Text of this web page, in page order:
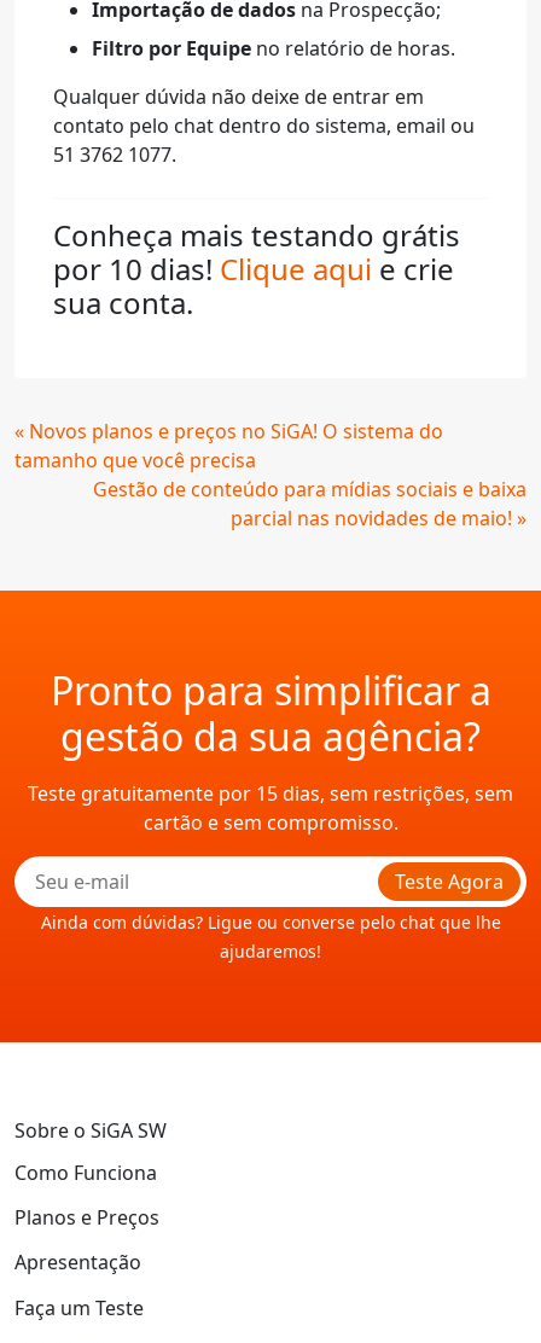
Importação de dados na Prospecção;
Filtro por Equipe no relatório de horas.
Qualquer dúvida não deixe de entrar em
contato pelo chat dentro do sistema, email ou
51 3762 1077.
Conheça mais testando grátis
por 10 dias! Clique aqui e crie
sua conta.
Continue
Lendo
« Novos planos e preços no SiGA! O sistema do
tamanho que você precisa
Gestão de conteúdo para mídias sociais e baixa
parcial nas novidades de maio! »
Pronto para simplificar a
gestão da sua agência?
Teste gratuitamente por 15 dias, sem restrições, sem
cartão e sem compromisso.
Teste Agora
Ainda com dúvidas? Ligue ou converse pelo chat que lhe
ajudaremos!
Sobre o SiGA SW
Como Funciona
Planos e Preços
Apresentação
Faça um Teste